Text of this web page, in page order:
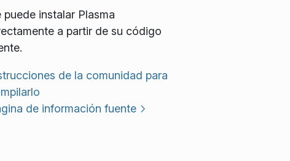
puede instalar Plasma
a partir de su código
de la comunidad para
de información fuente